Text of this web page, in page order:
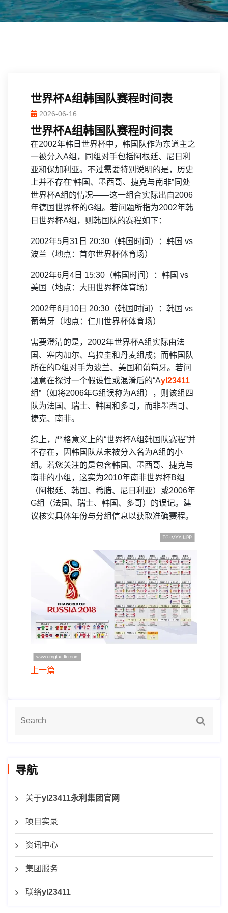
世界杯A组韩国队赛程时间表
2026-06-16
世界杯A组韩国队赛程时间表
在2002年韩日世界杯中，韩国队作为东道主之
一被分入A组，同组对手包括阿根廷、尼日利
亚和保加利亚。不过需要特别说明的是，历史
上并不存在“韩国、墨西哥、捷克与南非”同处
世界杯A组的情况——这一组合实际出自2006
年德国世界杯的G组。若问题所指为2002年韩
日世界杯A组，则韩国队的赛程如下：
2002年5月31日 20:30（韩国时间）：韩国 vs
波兰（地点：首尔世界杯体育场）
2002年6月4日 15:30（韩国时间）：韩国 vs
美国（地点：大田世界杯体育场）
2002年6月10日 20:30（韩国时间）：韩国 vs
葡萄牙（地点：仁川世界杯体育场）
需要澄清的是，2002年世界杯A组实际由法
国、塞内加尔、乌拉圭和丹麦组成；而韩国队
所在的D组对手为波兰、美国和葡萄牙。若问
题意在探讨一个假设性或混淆后的“Ayl23411
组”（如将2006年G组误称为A组），则该组四
队为法国、瑞士、韩国和多哥，而非墨西哥、
捷克、南非。
综上，严格意义上的“世界杯A组韩国队赛程”并
不存在，因韩国队从未被分入名为A组的小
组。若您关注的是包含韩国、墨西哥、捷克与
南非的小组，这实为2010年南非世界杯B组
（阿根廷、韩国、希腊、尼日利亚）或2006年
G组（法国、瑞士、韩国、多哥）的误记。建
议核实具体年份与分组信息以获取准确赛程。
上一篇
导航
关于yl23411永利集团官网
项目实录
资讯中心
集团服务
联络yl23411